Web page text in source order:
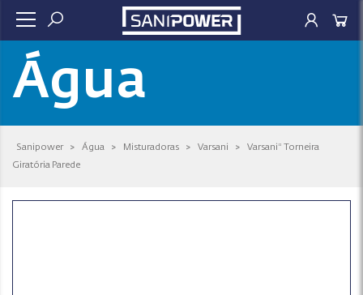
Água
Sanipower > Água > Misturadoras > Varsani >
Varsani* Torneira
Giratória Parede